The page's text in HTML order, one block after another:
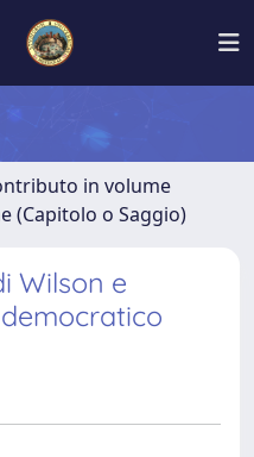
in volume
(Capitolo o Saggio)
Wilson e